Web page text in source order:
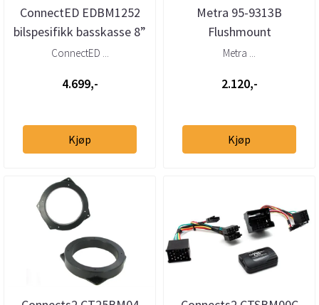
ConnectED EDBM1252
bilspesifikk basskasse 8”
BMW 3-serie Cabriolet
ConnectED ...
4.699,-
Kjøp
Metra 95-9313B
Flushmount
monteringskit 2-DIN
(1998–...
Metra ...
2.120,-
Kjøp